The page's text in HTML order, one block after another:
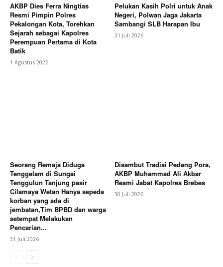
AKBP Dies Ferra Ningtias
Resmi Pimpin Polres
Pekalongan Kota, Torehkan
Sejarah sebagai Kapolres
Perempuan Pertama di Kota
Batik
1 Agustus 2026
Pelukan Kasih Polri untuk Anak
Negeri, Polwan Jaga Jakarta
Sambangi SLB Harapan Ibu
31 Juli 2026
Seorang Remaja Diduga
Tenggelam di Sungai
Tenggulun Tanjung pasir
Cilamaya Wetan Hanya sepeda
korban yang ada di
jembatan,Tim BPBD dan warga
setempat Melakukan
Pencarian...
31 Juli 2026
Disambut Tradisi Pedang Pora,
AKBP Muhammad Ali Akbar
Resmi Jabat Kapolres Brebes
30 Juli 2026